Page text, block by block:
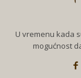
U vremenu kada
mogućnost